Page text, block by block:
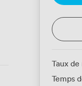
Taux
Temps